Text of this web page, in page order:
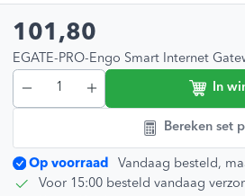
101,80
EGATE-PRO-Engo Smart Internet
In
Bereken set
Op voorraad
Vandaag besteld,
Voor 15:00 besteld vandaag